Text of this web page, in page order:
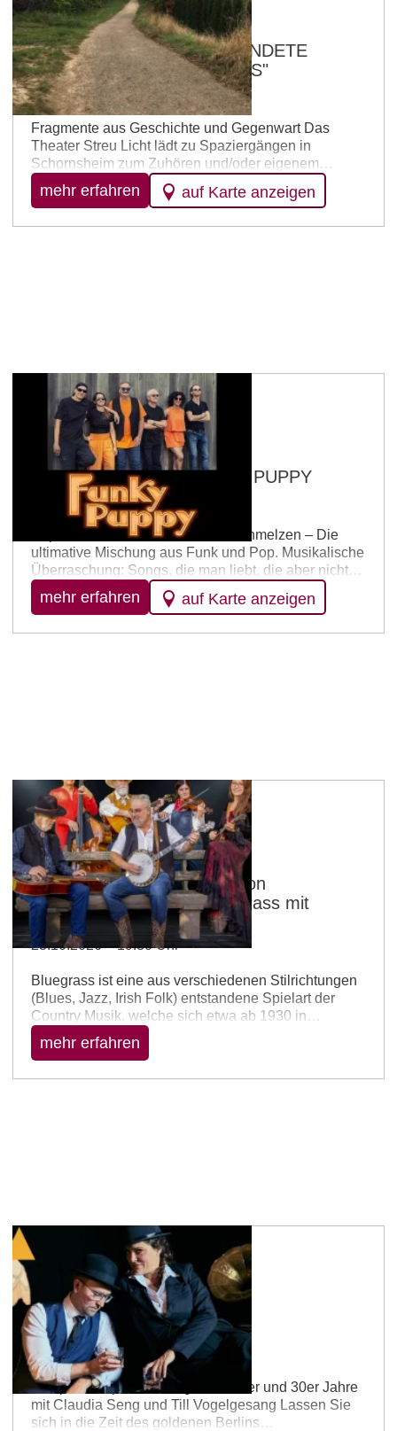
Schornsheim
Audiowalk: "DAS UNVOLLENDETE
TAGEBUCH EINES DORFES"
01.10.2026
Fragmente aus Geschichte und Gegenwart Das
Theater Streu Licht lädt zu Spaziergängen in
Schornsheim zum Zuhören und/oder eigenem
Erkunden ein. Teil 1 – Zeitreisen – Audiowalk –
Zuhören an sieben Stationen Teil 2 – Erkundungen –
mehr erfahren auf Karte anzeigen
Klein-Winternheim
„Kerb im Ritz“ – mit FUNKY PUPPY
04.10.2026 – 17:00 Uhr
Pop trifft Groove – Musikstile verschmelzen – Die
ultimative Mischung aus Funk und Pop. Musikalische
Überraschung: Songs, die man liebt, die aber nicht
ständig im Radio rauf und runter dudeln. Jeder Gig
wird zum „Ah, das kenn ich doch!“-Moment.
mehr erfahren auf Karte anzeigen
Klein-Winterheim
Country and Folk-Festival von
rheinhessenKULTur - Bluegrass mit
GRASS UNLIMITED
23.10.2026 – 19:30 Uhr
Bluegrass ist eine aus verschiedenen Stilrichtungen
(Blues, Jazz, Irish Folk) entstandene Spielart der
Country Musik, welche sich etwa ab 1930 in
Kentucky und Tennessee entwickelt hat. Die
Besonderheit liegt dabei auch in den Instrumenten,
mehr erfahren
Klein-Winterheim
Klimper Wimper
14.11.2026 – 19:30 Uhr
Klimper Wimper – Schlager der 20er und 30er Jahre
mit Claudia Seng und Till Vogelgesang Lassen Sie
sich in die Zeit des goldenen Berlins